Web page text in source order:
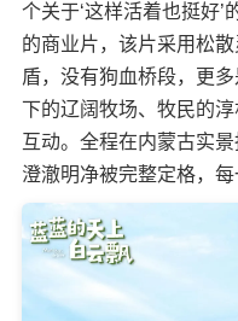
个关于‘这样活着也挺好’
的商业片，该片采用松
盾，没有狗血桥段，更
下的辽阔牧场、牧民的
互动。全程在内蒙古实
澄澈明净被完整定格，